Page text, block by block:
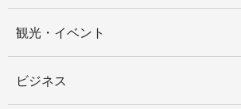
観光・イベント
ビジネス